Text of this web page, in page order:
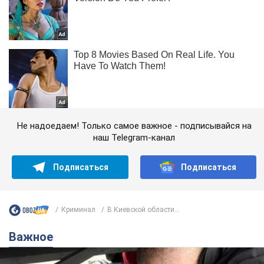
Не надоедаем! Только самое важное - подписывайся на
наш Telegram-канал
Подписаться Подписаться
Криминал В Киевской области...
Важное